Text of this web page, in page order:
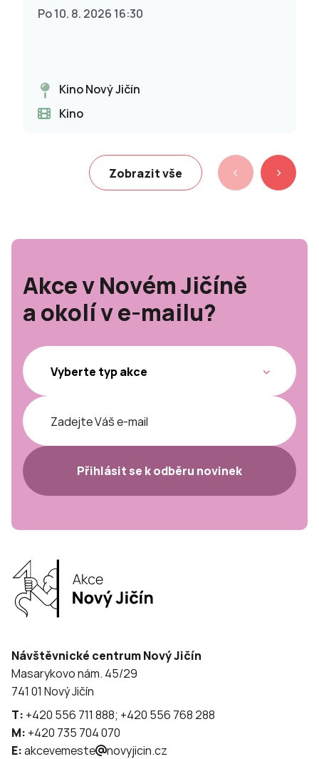
Po 10. 8. 2026 16:30
Kino Nový Jičín
Kino
Zobrazit vše
Akce v Novém Jičíně
a okolí v e-mailu?
Přihlásit se k odběru novinek
Návštěvnické centrum Nový Jičín
Masarykovo nám. 45/29
741 01 Nový Jičín
T: +420 556 711 888; +420 556 768 288
M: +420 735 704 070
E:akcevemeste novyjicin.cz